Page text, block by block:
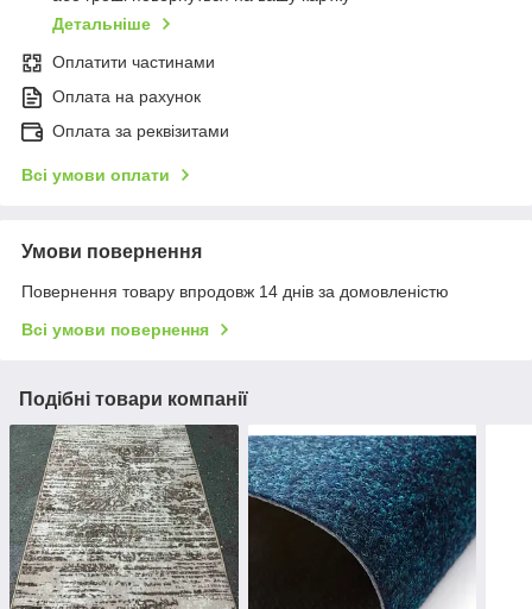
Детальніше
Оплатити частинами
Оплата на рахунок
Оплата за реквізитами
Всі умови оплати
Умови повернення
Повернення товару впродовж 14 днів за домовленістю
Всі умови повернення
Подібні товари компанії